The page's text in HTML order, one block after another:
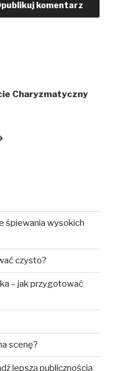
Charyzmatyczny
śpiewania wysokich
czysto?
– jak przygotować
scenę?
lepszą publicznością